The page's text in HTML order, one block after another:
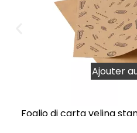
Foglio di carta velina
Ajouter